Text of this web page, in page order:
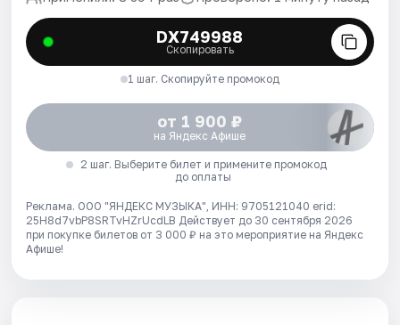
DX749988
Скопировать
1 шаг. Скопируйте промокод
от 1 900 ₽
на Яндекс Афише
2 шаг. Выберите билет и примените промокод
до оплаты
Реклама. ООО "ЯНДЕКС МУЗЫКА", ИНН: 9705121040 erid:
25H8d7vbP8SRTvHZrUcdLB Действует до 30 сентября 2026
при покупке билетов от 3 000 ₽ на это мероприятие на Яндекс
Афише!